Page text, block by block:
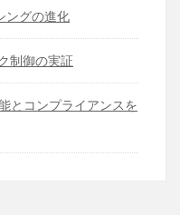
ングの進化
制御の実証
とコンプライアンスを